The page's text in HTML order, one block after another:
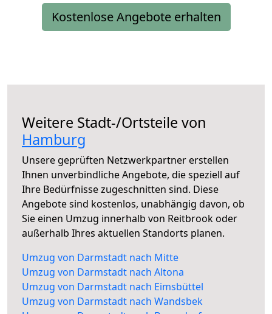
Kostenlose Angebote erhalten
Weitere Stadt-/Ortsteile von
Hamburg
Unsere geprüften Netzwerkpartner erstellen
Ihnen unverbindliche Angebote, die speziell auf
Ihre Bedürfnisse zugeschnitten sind. Diese
Angebote sind kostenlos, unabhängig davon, ob
Sie einen Umzug innerhalb von Reitbrook oder
außerhalb Ihres aktuellen Standorts planen.
Umzug von Darmstadt nach Mitte
Umzug von Darmstadt nach Altona
Umzug von Darmstadt nach Eimsbüttel
Umzug von Darmstadt nach Wandsbek